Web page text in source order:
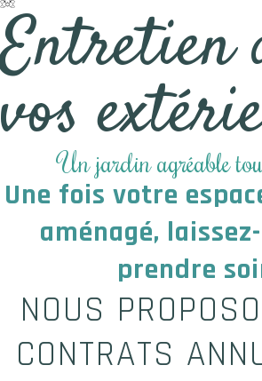
Entretien
vosUn jardin agréable
Une fois votre
aménagé,
prendre
NOUS
CONTRATS